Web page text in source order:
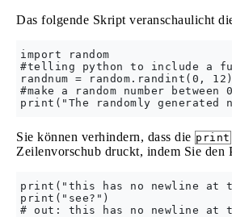
Das folgende Skript veranschaulicht
import random
#telling python to include a
randnum = random.randint(0,
#make a random number
Sie können verhindern, dass die print
Zeilenvorschub druckt, indem Sie den
print("this has no newline
print("see?")